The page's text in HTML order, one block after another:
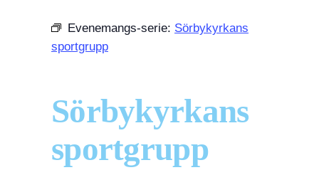
Evenemangs-serie: Sörbykyrkans
sportgrupp
Sörbykyrkans
sportgrupp